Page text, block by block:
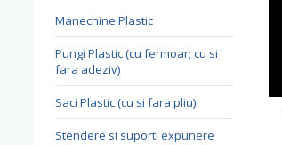
Manechine Plastic
Pungi Plastic (cu fermoar; cu si
fara adeziv)
Saci Plastic (cu si fara pliu)
Stendere si suporti expunere